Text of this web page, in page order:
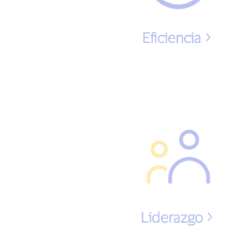
Eficiencia
Liderazgo